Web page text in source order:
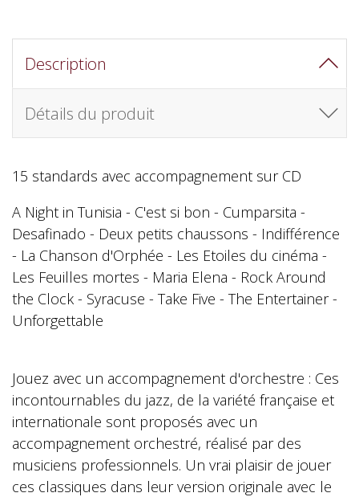
Description
Détails du produit
15 standards avec accompagnement sur CD
A Night in Tunisia - C'est si bon - Cumparsita -
Desafinado - Deux petits chaussons - Indifférence
- La Chanson d'Orphée - Les Etoiles du cinéma -
Les Feuilles mortes - Maria Elena - Rock Around
the Clock - Syracuse - Take Five - The Entertainer -
Unforgettable
Jouez avec un accompagnement d'orchestre : Ces
incontournables du jazz, de la variété française et
internationale sont proposés avec un
accompagnement orchestré, réalisé par des
musiciens professionnels. Un vrai plaisir de jouer
ces classiques dans leur version originale avec le